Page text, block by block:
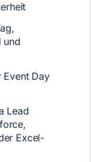
und
Event Day
Lead
Excel-